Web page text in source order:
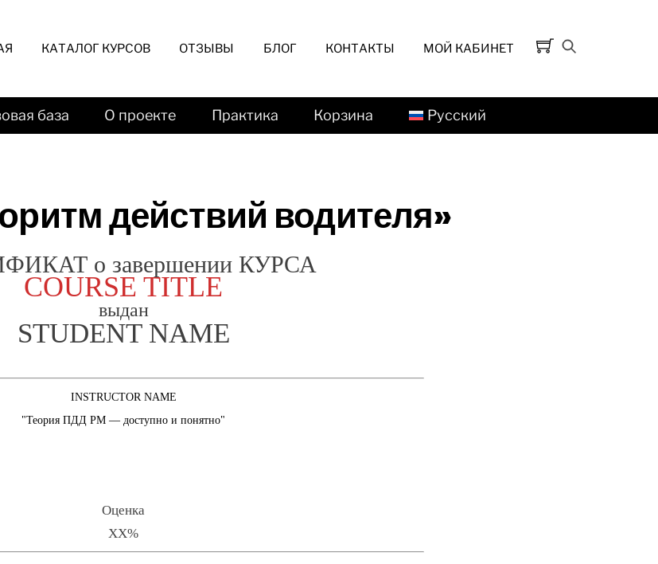
КАТАЛОГ КУРСОВ ОТЗЫВЫ БЛОГ КОНТАКТЫ МОЙ КАБИНЕТ
база О проекте Практика Корзина Русский
действий водителя»
о завершении КУРСА
COURSE TITLE
выдан
STUDENT NAME
INSTRUCTOR NAME
"Теория ПДД РМ — доступно и понятно"
Оценка
XX%